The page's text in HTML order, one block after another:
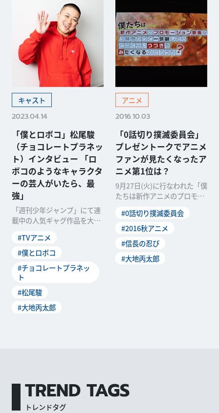
キャスト
2023.04.14
「僕とロボコ」松尾駿
（チョコレートプラネッ
ト）インタビュー 「ロ
ボコのようなキャラクタ
ーの芸人がいたら、最
強」
「週刊少年ジャンプ」にて連
載中の人気ギャグ作品を大地
「僕とロボコ」 が、現在好評
放送中です。不器用だけど一
なメイドロボ〝ロボコ〟を好
演する、お笑...
#TVアニメ
#僕とロボコ
#チョコレートプラネッ
ト
#松尾駿
#大地丙太郎
アニメ
2016.10.03
「0話切り撲滅委員会」
プレゼントークでアニメ
ファンが見たくなったア
ニメ第1位は？
9月27日(火)に行なわれた「僕
たちは新作アニメのプロモー
気観したらどのく
#0話切り撲滅委員会
#2016秋アニメ
#信長の忍び
#大地丙太郎
TREND TAGS
トレンドタグ